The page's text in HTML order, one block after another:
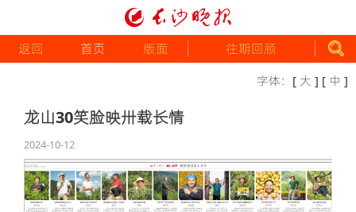
返回 首页 版面 往期回顾
字体： [ 大 ] [ 中 ]
龙山30笑脸映卅载长情
2024-10-12